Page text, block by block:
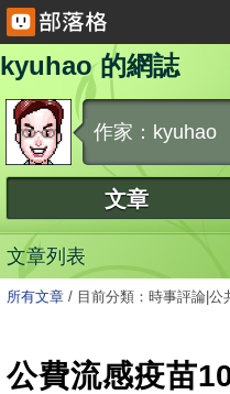
kyuhao 的網誌
作家：kyuhao
文章
文章列表
所有文章 / 目前分類：時事評論|公
公費流感疫苗